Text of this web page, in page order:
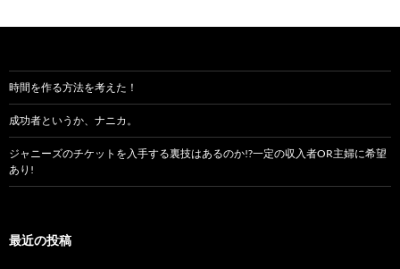
時間を作る方法を考えた！
成功者というか、ナニカ。
ジャニーズのチケットを入手する裏技はあるのか!?一定の収入者OR主婦に希望
あり!
最近の投稿